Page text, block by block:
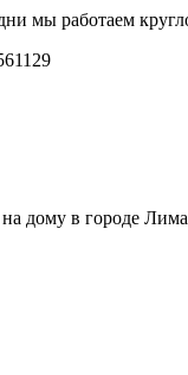
мы работаем
дому в городе